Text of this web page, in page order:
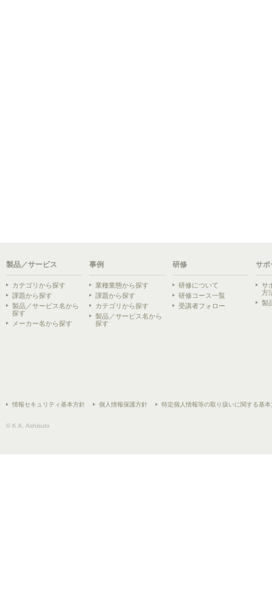
製品／サービス
カテゴリから探す
課題から探す
製品／サービス名から
探す
メーカー名から探す
事例
業種業態から探す
課題から探す
カテゴリから探す
製品／サービス名から
探す
研修
研修について
研修コース一覧
受講者フォロー
サポ
サ
方
製
情報セキュリティ基本方針 個人情報保護方針 特定個人情報等の取り扱いに関する基本
© K.K. Ashisuto